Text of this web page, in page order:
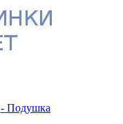
- Подушка